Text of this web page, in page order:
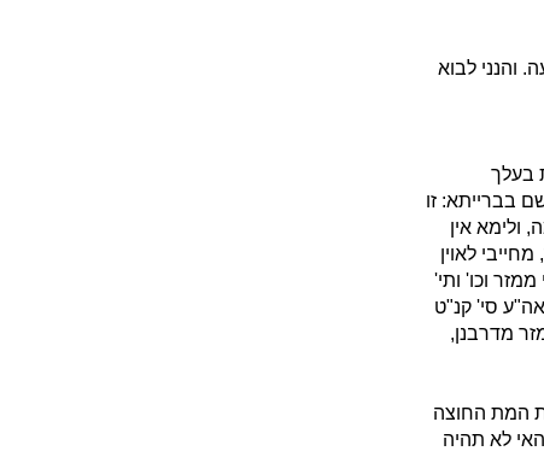
והנני לבוא
בעלך
בברייתא: זו
ולימא אין
לאוין
וכו' ותי'
סי' קנ"ט
מדרבנן,
המת החוצה
לא תהיה